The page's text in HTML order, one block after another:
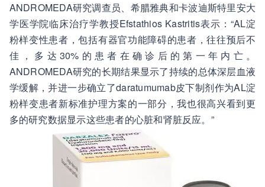
ANDROMEDA研究调查员、希腊雅典和卡波迪斯特里安大
学医学院临床治疗学教授Efstathios Kastritis表示：“AL淀
粉样变性患者，包括有器官功能障碍的患者，往往预后不
佳，多达30%的患者在确诊后的第一年内亡。
ANDROMEDA研究的长期结果显示了持续的总体深层血液
学缓解，并进一步确立了daratumumab皮下制剂作为AL淀
粉样变患者新标准护理方案的一部分，我也很高兴看到更
多的研究数据显示这些患者的心脏和肾脏反应。”